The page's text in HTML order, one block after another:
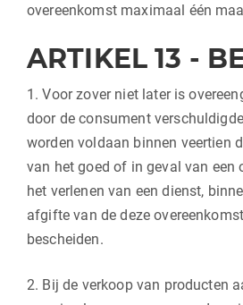
overeenkomst maximaal één
ARTIKEL 13 -
1. Voor zover niet later is
door de consument
worden voldaan binnen veertien
van het goed of in geval van een
het verlenen van een dienst,
afgifte van de deze
bescheiden.
2. Bij de verkoop van producten